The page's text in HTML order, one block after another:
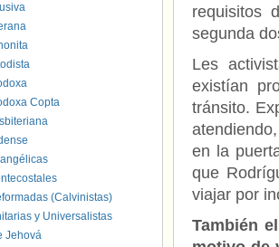
requisitos
segunda
Les
existían
tránsito.
en la
que
viajar por
También
Copta
(Calvinistas)
y Universalistas
Jehová